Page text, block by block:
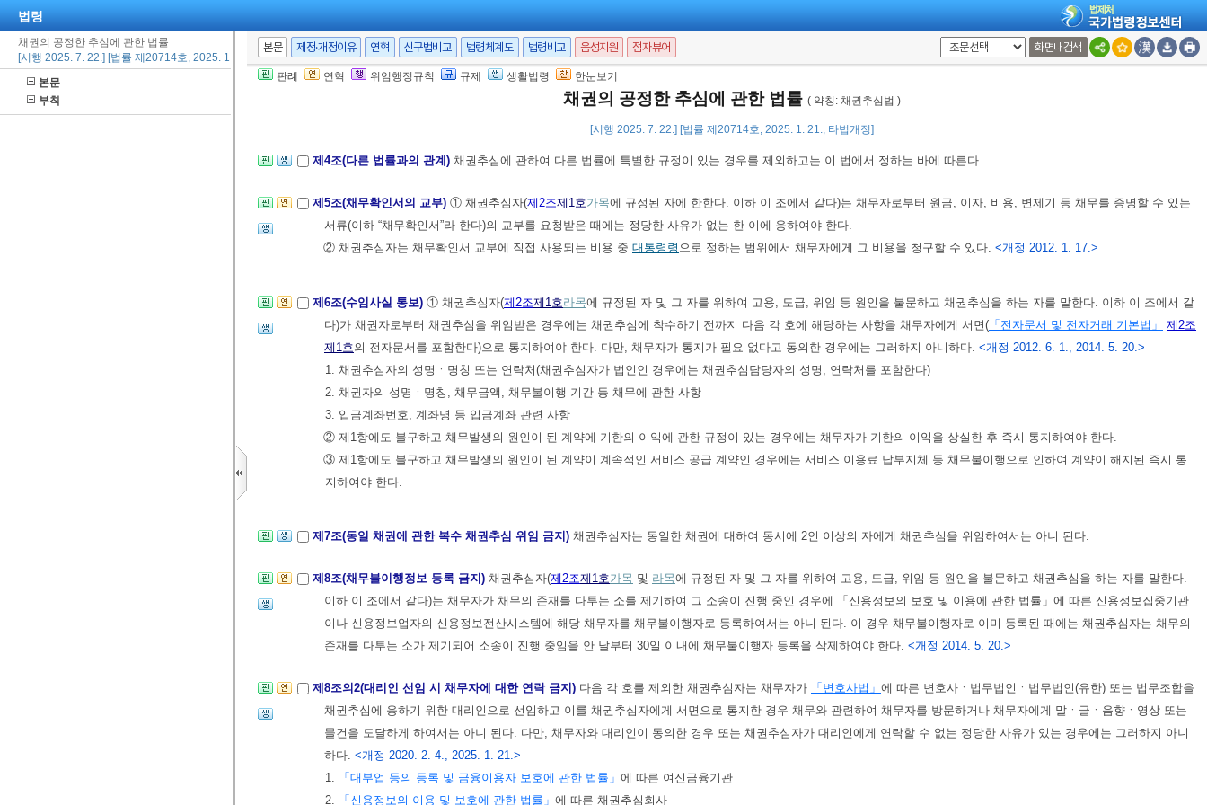
법령
채권의 공정한 추심에 관한 법률
[시행 2025. 7. 22.] [법률 제20714호, 2025. 1. 21., 타법개정]
본문
부칙
본문 제정·개정이유 연혁 신구법비교 법령체계도 법령비교 음성지원 점자뷰어 화면내검색
판례 연혁 위임행정규칙 규제 생활법령 한눈보기
채권의 공정한 추심에 관한 법률 ( 약칭: 채권추심법 )
[시행 2025. 7. 22.] [법률 제20714호, 2025. 1. 21., 타법개정]
6. “신용정보”란「신용정보의 이용 및 보호에 관한 법률」 제2조제1호의 신용정보를 말한다.
제3조(국가와 지방자치단체의 책무)① 국가와 지방자치단체는 공정한 채권추심 풍토가 정착되도록 제도와 여건을 마련하고 이를 위한 시책을 추진하여야 한다.
② 국가와 지방자치단체는 권리를 남용하거나 불법적인 채권추심행위를 하는 채권추심자로부터 채무자 또는 관계인을 보호하기 위하여 노력하여야 한다.
제4조(다른 법률과의 관계) 채권추심에 관하여 다른 법률에 특별한 규정이 있는 경우를 제외하고는 이 법에서 정하는 바에 따른다.
제5조(채무확인서의 교부) ① 채권추심자(제2조제1호가목에 규정된 자에 한한다. 이하 이 조에서 같다)는 채무자로부터 원금, 이자, 비용, 변제기 등 채무를 증명할 수 있는
서류(이하 “채무확인서”라 한다)의 교부를 요청받은 때에는 정당한 사유가 없는 한 이에 응하여야 한다.
② 채권추심자는 채무확인서 교부에 직접 사용되는 비용 중 대통령령 으로 정하는 범위에서 채무자에게 그 비용을 청구할 수 있다. <개정 2012. 1. 17.>
제6조(수임사실 통보) ① 채권추심자(제2조제1호라목에 규정된 자 및 그 자를 위하여 고용, 도급, 위임 등 원인을 불문하고 채권추심을 하는 자를 말한다. 이하 이 조에서 같
다)가 채권자로부터 채권추심을 위임받은 경우에는 채권추심에 착수하기 전까지 다음 각 호에 해당하는 사항을 채무자에게 서면( 「전자문서 및 전자거래 기본법」
제2조
제1호의 전자문서를 포함한다)으로 통지하여야 한다. 다만, 채무자가 통지가 필요 없다고 동의한 경우에는 그러하지 아니하다. <개정 2012. 6. 1., 2014. 5. 20.>
1. 채권추심자의 성명ㆍ명칭 또는 연락처(채권추심자가 법인인 경우에는 채권추심담당자의 성명, 연락처를 포함한다)
2. 채권자의 성명ㆍ명칭, 채무금액, 채무불이행 기간 등 채무에 관한 사항
3. 입금계좌번호, 계좌명 등 입금계좌 관련 사항
② 제1항에도 불구하고 채무발생의 원인이 된 계약에 기한의 이익에 관한 규정이 있는 경우에는 채무자가 기한의 이익을 상실한 후 즉시 통지하여야 한다.
③ 제1항에도 불구하고 채무발생의 원인이 된 계약이 계속적인 서비스 공급 계약인 경우에는 서비스 이용료 납부지체 등 채무불이행으로 인하여 계약이 해지된 즉시 통
지하여야 한다.
제7조(동일 채권에 관한 복수 채권추심 위임 금지) 채권추심자는 동일한 채권에 대하여 동시에 2인 이상의 자에게 채권추심을 위임하여서는 아니 된다.
제8조(채무불이행정보 등록 금지) 채권추심자(제2조제1호가목 및 라목에 규정된 자 및 그 자를 위하여 고용, 도급, 위임 등 원인을 불문하고 채권추심을 하는 자를 말한다.
이하 이 조에서 같다)는 채무자가 채무의 존재를 다투는 소를 제기하여 그 소송이 진행 중인 경우에 「신용정보의 보호 및 이용에 관한 법률」에 따른 신용정보집중기관
이나 신용정보업자의 신용정보전산시스템에 해당 채무자를 채무불이행자로 등록하여서는 아니 된다. 이 경우 채무불이행자로 이미 등록된 때에는 채권추심자는 채무의
존재를 다투는 소가 제기되어 소송이 진행 중임을 안 날부터 30일 이내에 채무불이행자 등록을 삭제하여야 한다. <개정 2014. 5. 20.>
제8조의2(대리인 선임 시 채무자에 대한 연락 금지) 다음 각 호를 제외한 채권추심자는 채무자가 「변호사법」 에 따른 변호사ㆍ법무법인ㆍ법무법인(유한) 또는 법무조합을
채권추심에 응하기 위한 대리인으로 선임하고 이를 채권추심자에게 서면으로 통지한 경우 채무와 관련하여 채무자를 방문하거나 채무자에게 말ㆍ글ㆍ음향ㆍ영상 또는
물건을 도달하게 하여서는 아니 된다. 다만, 채무자와 대리인이 동의한 경우 또는 채권추심자가 대리인에게 연락할 수 없는 정당한 사유가 있는 경우에는 그러하지 아니
하다. <개정 2020. 2. 4., 2025. 1. 21.>
1.
「대부업 등의 등록 및 금융이용자 보호에 관한 법률」 에 따른 여신금융기관
2.
「신용정보의 이용 및 보호에 관한 법률」 에 따른 채권추심회사